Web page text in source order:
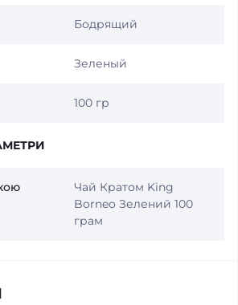
Бодрящий
Зеленый
100 гр
Чай Кратом King
Borneo Зелений 100
грам